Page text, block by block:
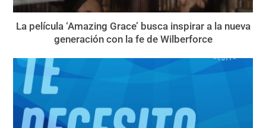
La película ‘Amazing Grace’ busca inspirar a la nueva
generación con la fe de Wilberforce